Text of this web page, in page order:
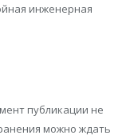
инженерная
публикации не
можно ждать